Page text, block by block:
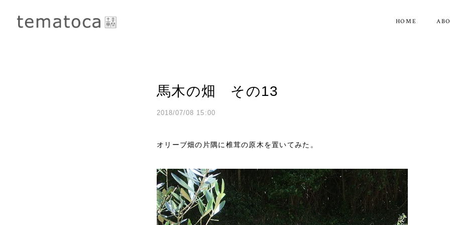
HOME
馬木の畑 その13
2018/07/08 15:00
オリーブ畑の片隅に椎茸の原木を置いてみた。